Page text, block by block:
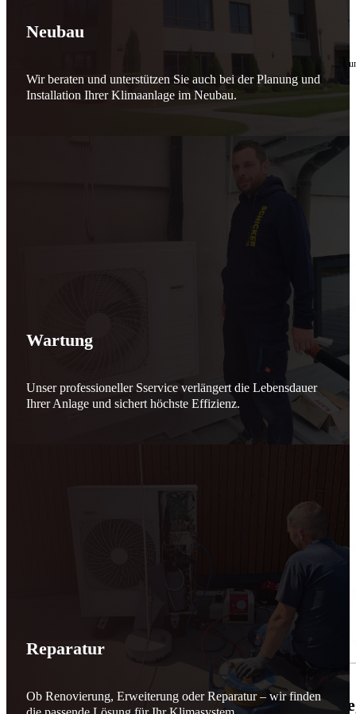
10. Februar 2026
für Sicherheit, Vertrauen
Effizient arbeiten. Ressourcen schonen. Zukunft sichern.
Nicht als Pflicht, sondern aus Überzeugung.
🌬️☀️ Mehr erneuerbare Energie für
Neubau
Wir beraten und unterstützen Sie auch bei der Planung und
Installation Ihrer Klimaanlage im Neubau.
Wartung
Unser professioneller Sservice verlängert die Lebensdauer
Ihrer Anlage und sichert höchste Effizienz.
Reparatur
Ob Renovierung, Erweiterung oder Reparatur – wir finden